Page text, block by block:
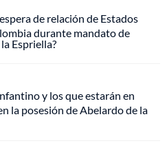
de relación de Estados
durante mandato de
Espriella?
y los que estarán en
la posesión de Abelardo de la